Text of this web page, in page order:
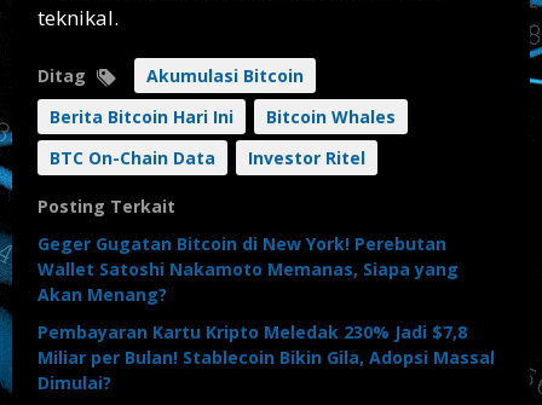
teknikal.
Ditag
Akumulasi Bitcoin
Berita Bitcoin Hari Ini
Bitcoin Whales
BTC On-Chain Data
Investor Ritel
Posting Terkait
Geger Gugatan Bitcoin di New York! Perebutan
Wallet Satoshi Nakamoto Memanas, Siapa yang
Akan Menang?
Pembayaran Kartu Kripto Meledak 230% Jadi $7,8
Miliar per Bulan! Stablecoin Bikin Gila, Adopsi Massal
Dimulai?